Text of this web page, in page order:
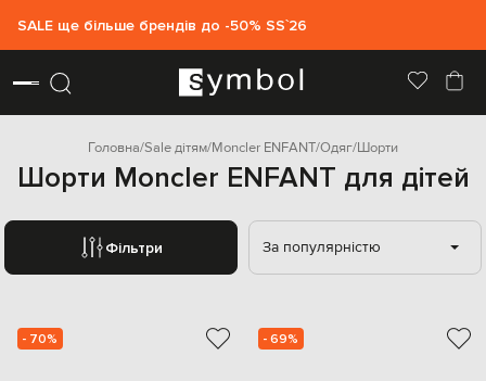
SALE ще більше брендів до -50% SS`26
Головна Sale дітям Moncler ENFANT Одяг Шорти
Шорти Moncler ENFANT для дітей
Фільтри За популярністю
- 70% - 69%